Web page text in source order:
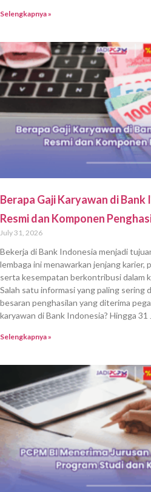
Selengkapnya »
Berapa Gaji Karyawan di Bank
Resmi dan Komponen
July 31, 2026
Bekerja di Bank Indonesia menjadi
lembaga ini menawarkan jenjang karier,
serta kesempatan berkontribusi dalam
Salah satu informasi yang paling sering
besaran penghasilan yang diterima
karyawan di Bank Indonesia? Hingga 31
Selengkapnya »